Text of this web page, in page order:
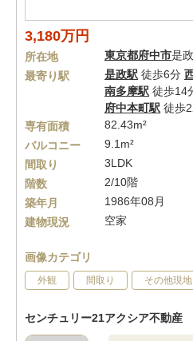
3,180万円
所在地 東京都府中市是
最寄り駅
是政駅 徒歩6分
南多摩駅 徒歩14
府中本町駅 徒歩
専有面積
82.43m²
バルコニー
9.1m²
間取り
3LDK
階数
2/10階
築年月
1986年08月
建物現況
空家
画像カテゴリ
外観 間取り その他現地
センチュリー21アクシア不動産